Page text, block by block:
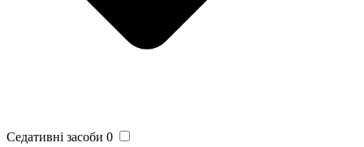
Седативні засоби 0